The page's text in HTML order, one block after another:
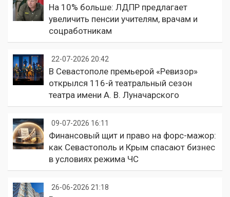
На 10% больше: ЛДПР предлагает
увеличить пенсии учителям, врачам и
соцработникам
22-07-2026 20:42
В Севастополе премьерой «Ревизор»
открылся 116-й театральный сезон
театра имени А. В. Луначарского
09-07-2026 16:11
Финансовый щит и право на форс-мажор:
как Севастополь и Крым спасают бизнес
в условиях режима ЧС
26-06-2026 21:18